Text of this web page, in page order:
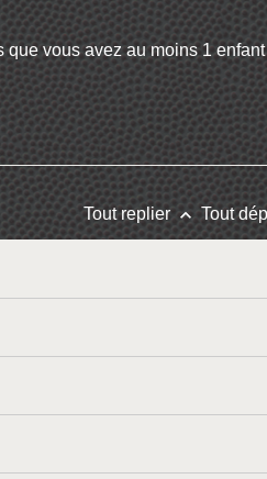
vous avez au moins 1
Tout replierkeyboard_arrow_up Tout